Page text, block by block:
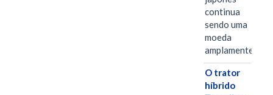
continua
sendo uma
moeda
amplamente…
O trator
híbrido